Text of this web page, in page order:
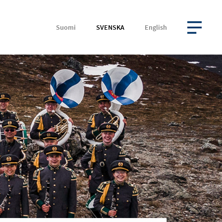
Suomi SVENSKA English
ÖPPNA MENYN